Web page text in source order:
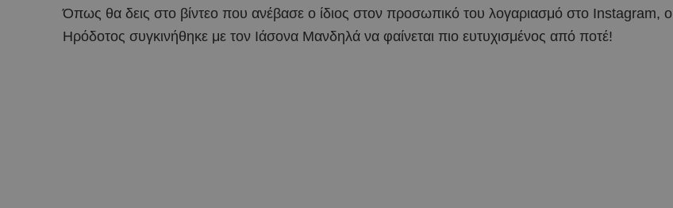
Όπως θα δεις στο βίντεο που ανέβασε ο ίδιος στον προσωπικό του λογαριασμό στο Instagram, ο
Ηρόδοτος συγκινήθηκε με τον Ιάσονα Μανδηλά να φαίνεται πιο ευτυχισμένος από ποτέ!